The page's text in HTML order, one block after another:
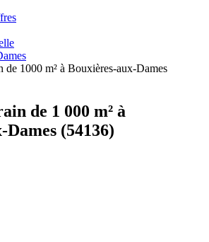
de 1000 m² à Bouxières-aux-Dames
de 1 000 m² à
(54136)